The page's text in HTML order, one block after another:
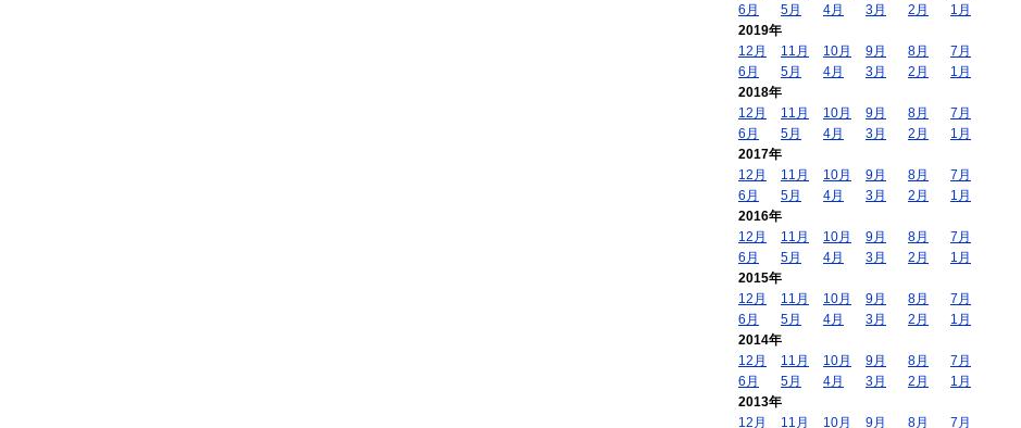
6月
5月 4月 3月 2月
1月
2019年
12月
11月 10月 9月 8月
7月
6月
5月 4月 3月 2月
1月
2018年
12月
11月 10月 9月 8月
7月
6月
5月 4月 3月 2月
1月
2017年
12月
11月 10月 9月 8月
7月
6月
5月 4月 3月 2月
1月
2016年
12月
11月 10月 9月 8月
7月
6月
5月 4月 3月 2月
1月
2015年
12月
11月 10月 9月 8月
7月
6月
5月 4月 3月 2月
1月
2014年
12月
11月 10月 9月 8月
7月
6月
5月 4月 3月 2月
1月
2013年
12月
11月 10月 9月 8月 7月